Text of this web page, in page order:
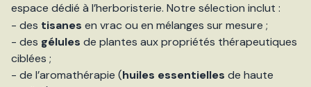
espace dédié à l’herboristerie. Notre sélection inclut :
- des tisanes en vrac ou en mélanges sur mesure ;
- des gélules de plantes aux propriétés thérapeutiques
ciblées ;
- de l’aromathérapie (huiles essentielles de haute